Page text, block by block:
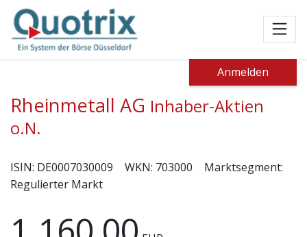
Anmelden
Rheinmetall AG Inhaber-Aktien
o.N.
ISIN: DE0007030009 WKN: 703000
Marktsegment:
Regulierter Markt